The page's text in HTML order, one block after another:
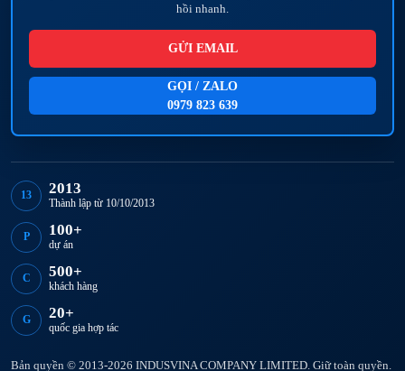
hồi nhanh.
GỬI EMAIL
GỌI / ZALO
0979 823 639
13 2013
Thành lập từ 10/10/2013
P 100+
dự án
C 500+
khách hàng
G 20+
quốc gia hợp tác
Bản quyền © 2013-2026 INDUSVINA COMPANY LIMITED. Giữ toàn quyền.